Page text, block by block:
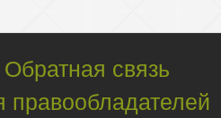
Обратная связь
правообладателей